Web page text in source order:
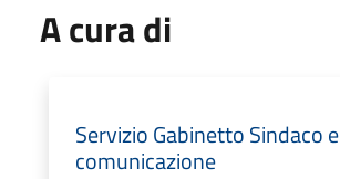
A cura di
Servizio Gabinetto Sindaco e
comunicazione